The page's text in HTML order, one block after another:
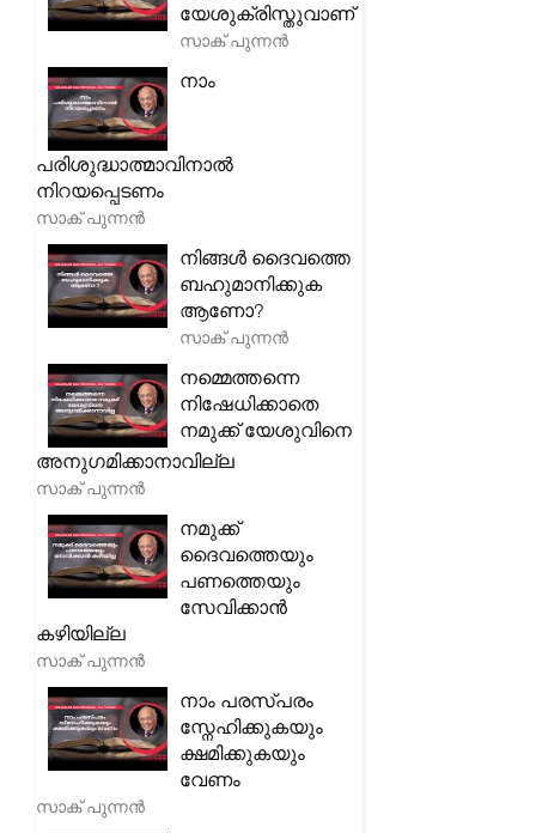
യേശുക്രിസ്തുവാണ്
സാക് പുന്നൻ
നാം
പരിശുദ്ധാത്മാവിനാൽ
നിറയപ്പെടണം
സാക് പുന്നൻ
നിങ്ങൾ ദൈവത്തെ
ബഹുമാനിക്കുക
ആണോ?
സാക് പുന്നൻ
നമ്മെത്തന്നെ
നിഷേധിക്കാതെ
നമുക്ക് യേശുവിനെ
അനുഗമിക്കാനാവില്ല
സാക് പുന്നൻ
നമുക്ക്
ദൈവത്തെയും
പണത്തെയും
സേവിക്കാൻ
കഴിയില്ല
സാക് പുന്നൻ
നാം പരസ്പരം
സ്നേഹിക്കുകയും
ക്ഷമിക്കുകയും
വേണം
സാക് പുന്നൻ